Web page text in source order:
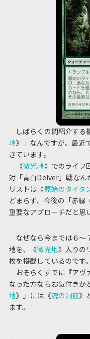
しばらくの間紹介する
地》」なんですが、最近
きています。
《微光地》でのライフ
対「青白Delver」戦なん
リストは《原始のタイタ
どまらず、今後の「赤緑
重要なアプローチだと思
なぜなら今までは６～
地を、《微光地》入りの
枚を搭載しているのです。
おそらくすでに『アヴ
なった方ならお気付きか
地》」には《魂の洞窟》
ます。